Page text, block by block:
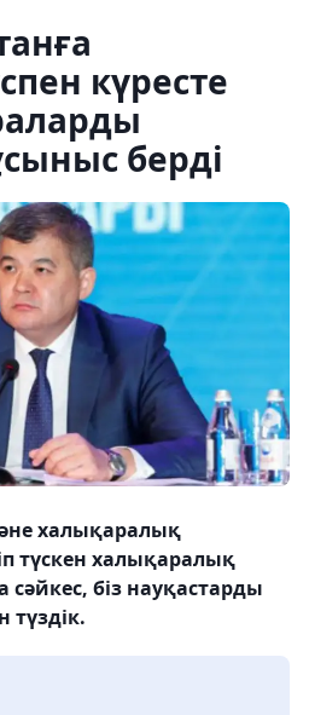
күресте
берді
халықаралық
түскен халықаралық
біз науқастарды
түздік.